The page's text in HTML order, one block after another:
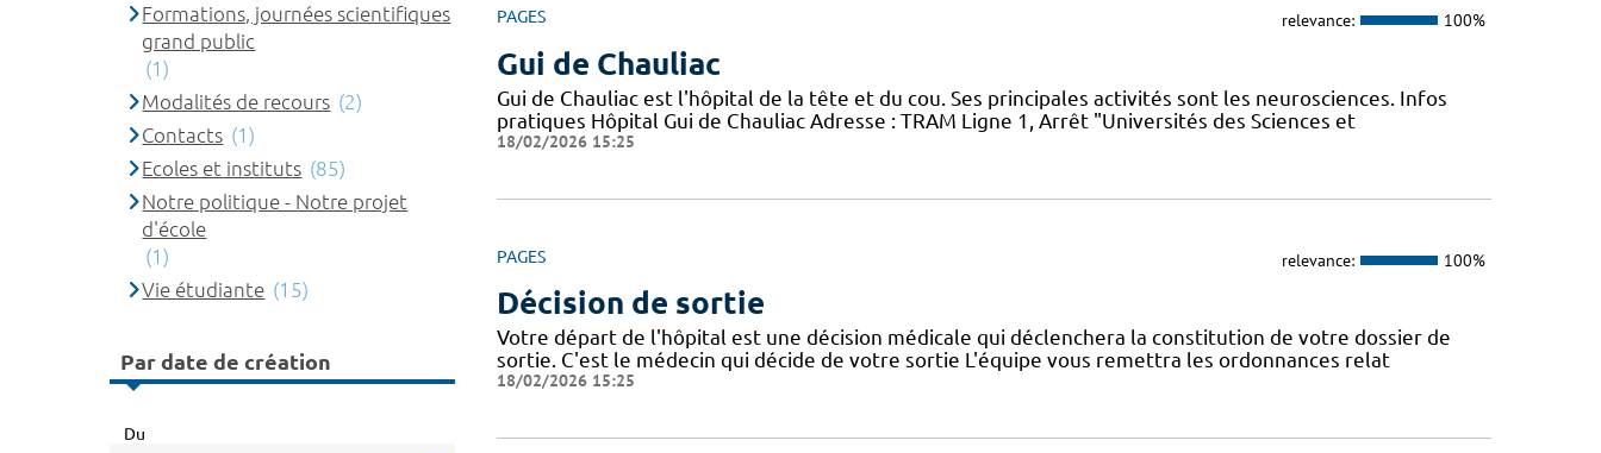
PAGES relevance: 100%
Gui de Chauliac
Gui de Chauliac est l'hôpital de la tête et du cou. Ses principales activités sont les neurosciences. Infos
pratiques Hôpital Gui de Chauliac Adresse : TRAM Ligne 1, Arrêt "Universités des Sciences et
18/02/2026 15:25
PAGES relevance: 100%
Décision de sortie
Votre départ de l'hôpital est une décision médicale qui déclenchera la constitution de votre dossier de
sortie. C'est le médecin qui décide de votre sortie L'équipe vous remettra les ordonnances relat
18/02/2026 15:25
Formations, journées scientifiques
grand public
(1)
Modalités de recours (2)
Contacts (1)
Ecoles et instituts (85)
Notre politique - Notre projet
d'école
(1)
Vie étudiante (15)
Par date de création
Du